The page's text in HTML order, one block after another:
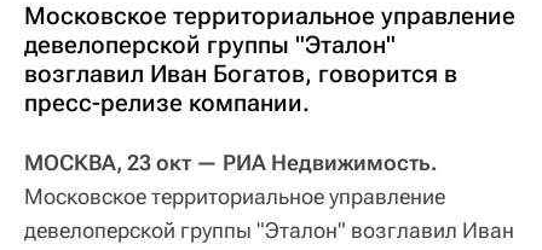
Московское территориальное управление
девелоперской группы "Эталон"
возглавил Иван Богатов, говорится в
пресс-релизе компании.
МОСКВА, 23 окт — РИА Недвижимость.
Московское территориальное управление
девелоперской группы "Эталон" возглавил Иван